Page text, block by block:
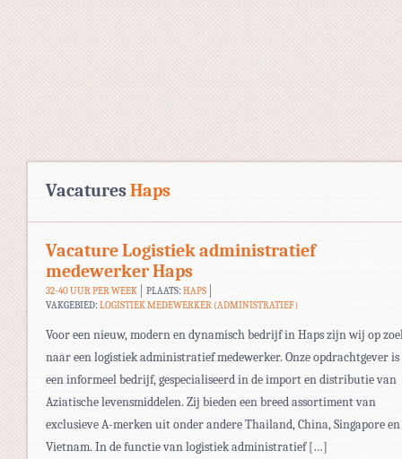
VacaturesHaps
Vacature Logistiek administratief
medewerker Haps
32-40 UUR PER WEEK PLAATS: HAPS
VAKGEBIED: LOGISTIEK MEDEWERKER (ADMINISTRATIEF)
Voor een nieuw, modern en dynamisch bedrijf in Haps zijn wij op
naar een logistiek administratief medewerker. Onze opdrachtgever is
een informeel bedrijf, gespecialiseerd in de import en distributie van
Aziatische levensmiddelen. Zij bieden een breed assortiment van
exclusieve A-merken uit onder andere Thailand, China, Singapore en
Vietnam. In de functie van logistiek administratief […]